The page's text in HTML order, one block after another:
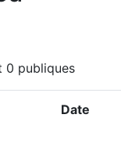
0 publiques
Date